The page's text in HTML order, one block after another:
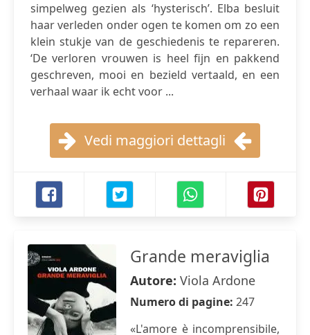
simpelweg gezien als ‘hysterisch’. Elba besluit
haar verleden onder ogen te komen om zo een
klein stukje van de geschiedenis te repareren.
‘De verloren vrouwen is heel fijn en pakkend
geschreven, mooi en bezield vertaald, en een
verhaal waar ik echt voor ...
Vedi maggiori dettagli
Grande meraviglia
Autore: Viola Ardone
Numero di pagine: 247
«L'amore è incomprensibile,